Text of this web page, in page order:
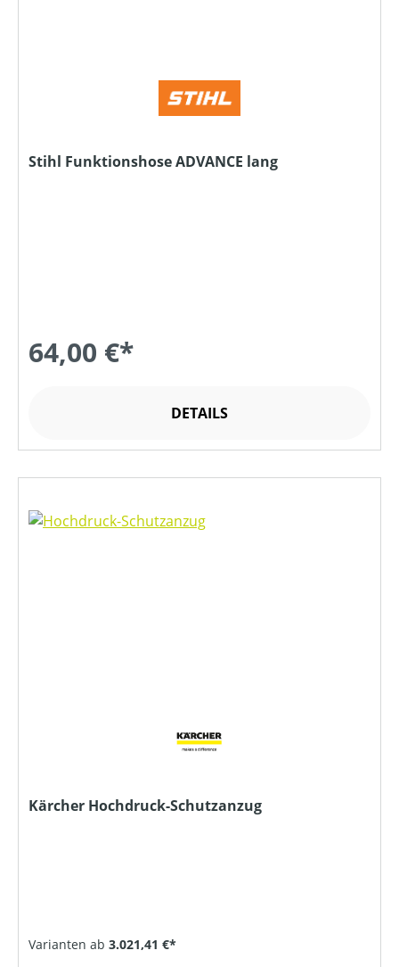
Stihl Funktionshose ADVANCE lang
64,00 €*
DETAILS
Kärcher Hochdruck-Schutzanzug
Varianten ab 3.021,41 €*